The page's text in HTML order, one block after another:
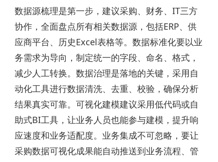
数据源梳理是第一步，建议采购、财务、IT三方
协作，全面盘点所有相关数据源，包括ERP、供
应商平台、历史Excel表格等。数据标准化要以业
务需求为导向，制定统一的字段、命名、格式，
减少人工转换。数据治理是落地的关键，采用自
动化工具进行数据清洗、去重、校验，确保分析
结果真实可靠。可视化建模建议采用低代码或自
助式BI工具，让业务人员也能参与建模，提升响
应速度和业务适配度。业务集成不可忽略，要让
采购数据可视化成果能自动推送到业务流程、管